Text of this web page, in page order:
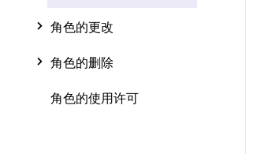
角色的更改
角色的删除
角色的使用许可